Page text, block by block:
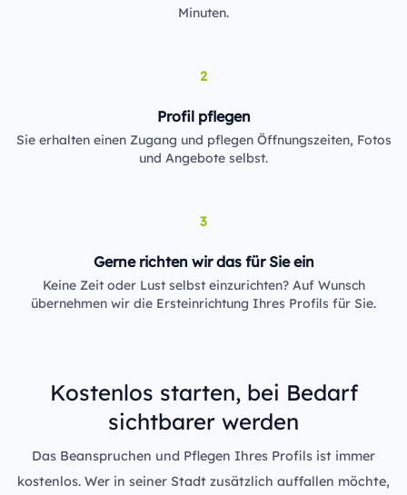
Minuten.
2
Profil pflegen
Sie erhalten einen Zugang und pflegen Öffnungszeiten, Fotos
und Angebote selbst.
3
Gerne richten wir das für Sie ein
Keine Zeit oder Lust selbst einzurichten? Auf Wunsch
übernehmen wir die Ersteinrichtung Ihres Profils für Sie.
Kostenlos starten, bei Bedarf
sichtbarer werden
Das Beanspruchen und Pflegen Ihres Profils ist immer
kostenlos. Wer in seiner Stadt zusätzlich auffallen möchte,